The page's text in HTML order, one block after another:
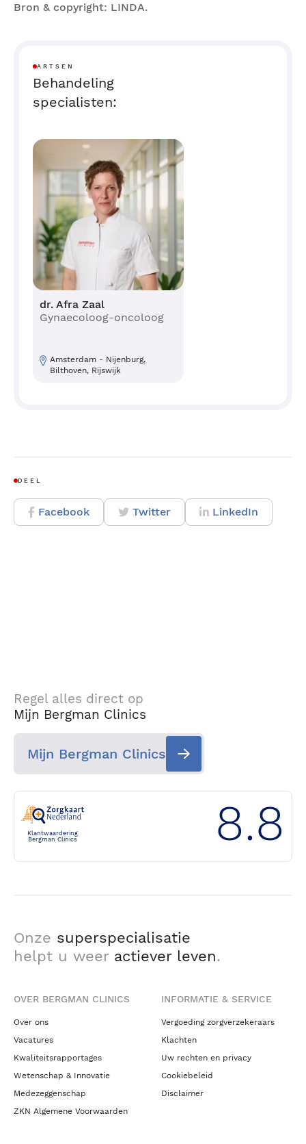
Bron & copyright: LINDA.
ARTSEN
Behandeling
specialisten:
dr. Afra Zaal
Gynaecoloog-oncoloog
Amsterdam - Nijenburg,
Bilthoven, Rijswijk
DEEL
Facebook Twitter LinkedIn
Regel alles direct op
Mijn Bergman Clinics
Mijn Bergman Clinics
Klantwaardering
Bergman Clinics
8.8
Onze superspecialisatie
helpt u weer actiever leven.
OVER BERGMAN CLINICS
Over ons
Vacatures
Kwaliteitsrapportages
Wetenschap & Innovatie
Medezeggenschap
ZKN Algemene Voorwaarden
INFORMATIE & SERVICE
Vergoeding zorgverzekeraars
Klachten
Uw rechten en privacy
Cookiebeleid
Disclaimer